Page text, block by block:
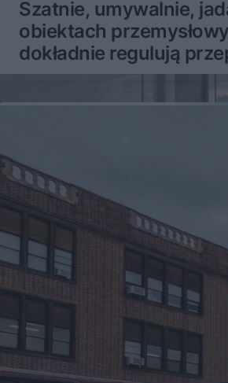
Szatnie, umywalnie,
obiektach
dokładnie regulują